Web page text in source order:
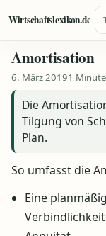
Zum Inhalt
Wirtschaftslexikon.de
Amortisation
6. März 20191
Die
Tilgung von
Plan.
So umfasst die
Eine